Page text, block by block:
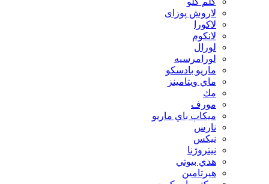
لاروش پوزای
لاكورا
لانكوم
لورال
لورامرسيه
ماريو بادسكو
ماي ويتامينز
مك
مورف
ميكاپ باي ماريو
نارس
نيكس
نیتروژنا
هدي بيوتي
هیرتامین